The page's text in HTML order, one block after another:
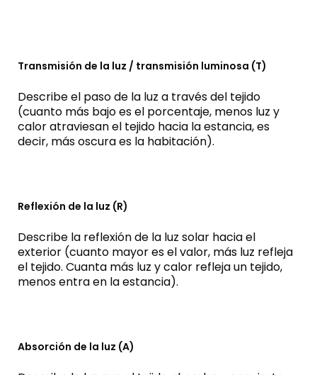
Transmisión de la luz / transmisión luminosa (T)
Describe el paso de la luz a través del tejido
(cuanto más bajo es el porcentaje, menos luz y
calor atraviesan el tejido hacia la estancia, es
decir, más oscura es la habitación).
Reflexión de la luz (R)
Describe la reflexión de la luz solar hacia el
exterior (cuanto mayor es el valor, más luz refleja
el tejido. Cuanta más luz y calor refleja un tejido,
menos entra en la estancia).
Absorción de la luz (A)